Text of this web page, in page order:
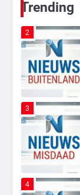
Trending
2
3
4